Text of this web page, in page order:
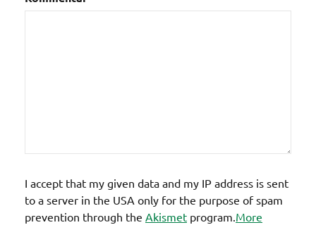
I accept that my given data and my IP address is sent
to a server in the USA only for the purpose of spam
prevention through the Akismet program. More